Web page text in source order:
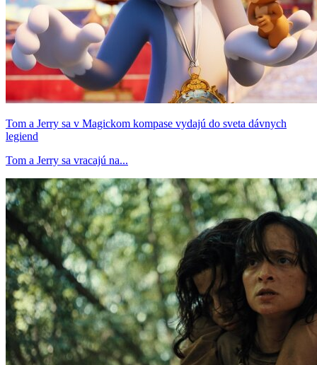
Tom a Jerry sa v Magickom kompase vydajú do sveta dávnych
legiend
Tom a Jerry sa vracajú na...